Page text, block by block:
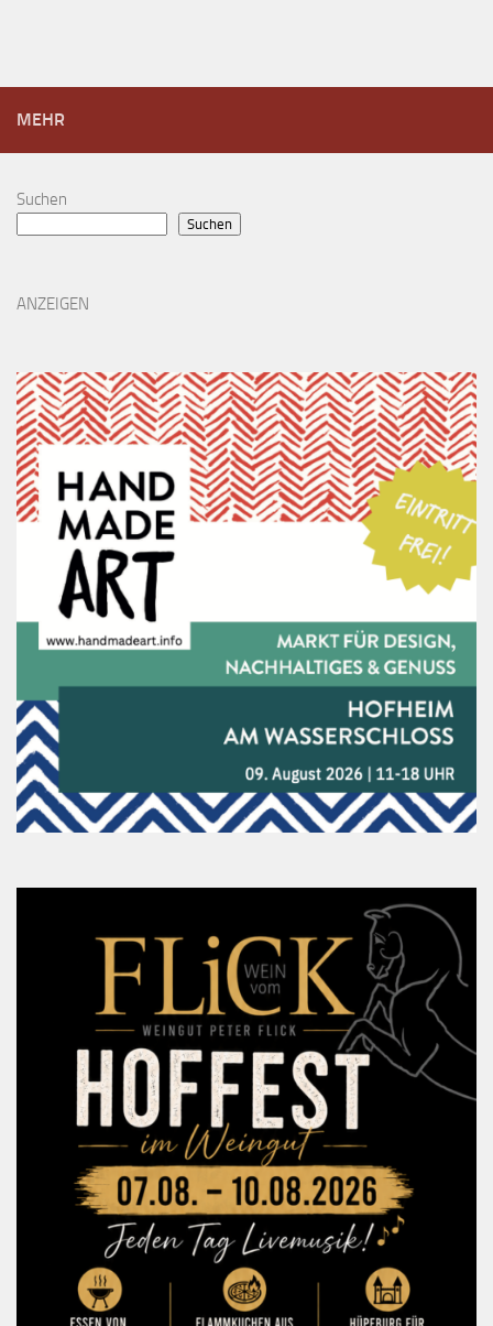
MEHR
Suchen
Suchen
ANZEIGEN